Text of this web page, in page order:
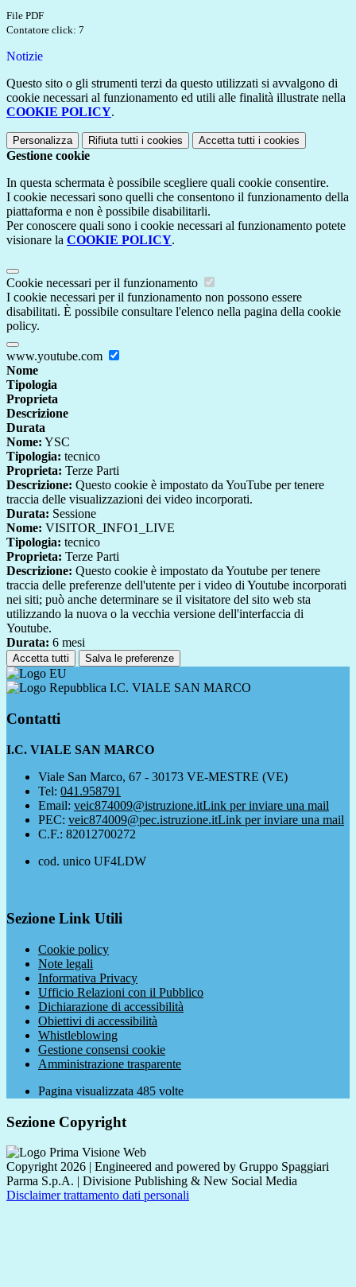
File PDF
Contatore click: 7
Notizie
Questo sito o gli strumenti terzi da questo utilizzati si avvalgono di
cookie necessari al funzionamento ed utili alle finalità illustrate nella
COOKIE POLICY.
Personalizza Rifiuta tutti i cookies Accetta tutti i cookies
Gestione cookie
In questa schermata è possibile scegliere quali cookie consentire.
I cookie necessari sono quelli che consentono il funzionamento della
piattaforma e non è possibile disabilitarli.
Per conoscere quali sono i cookie necessari al funzionamento potete
visionare la COOKIE POLICY.
Cookie necessari per il funzionamento
I cookie necessari per il funzionamento non possono essere
disabilitati. È possibile consultare l'elenco nella pagina della cookie
policy.
www.youtube.com
Nome
Tipologia
Proprieta
Descrizione
Durata
Nome: YSC
Tipologia: tecnico
Proprieta: Terze Parti
Descrizione: Questo cookie è impostato da YouTube per tenere
traccia delle visualizzazioni dei video incorporati.
Durata: Sessione
Nome: VISITOR_INFO1_LIVE
Tipologia: tecnico
Proprieta: Terze Parti
Descrizione: Questo cookie è impostato da Youtube per tenere
traccia delle preferenze dell'utente per i video di Youtube incorporati
nei siti; può anche determinare se il visitatore del sito web sta
utilizzando la nuova o la vecchia versione dell'interfaccia di
Youtube.
Durata: 6 mesi
Accetta tutti Salva le preferenze
I.C. VIALE SAN MARCO
Contatti
I.C. VIALE SAN MARCO
Viale San Marco, 67 - 30173 VE-MESTRE (VE)
Tel: 041.958791
Email: veic874009@istruzione.itLink per inviare una mail
PEC: veic874009@pec.istruzione.itLink per inviare una mail
C.F.: 82012700272
cod. unico UF4LDW
Sezione Link Utili
Cookie policy
Note legali
Informativa Privacy
Ufficio Relazioni con il Pubblico
Dichiarazione di accessibilità
Obiettivi di accessibilità
Whistleblowing
Gestione consensi cookie
Amministrazione trasparente
Pagina visualizzata 485 volte
Sezione Copyright
Copyright 2026 | Engineered and powered by Gruppo Spaggiari
Parma S.p.A. | Divisione Publishing & New Social Media
Disclaimer trattamento dati personali